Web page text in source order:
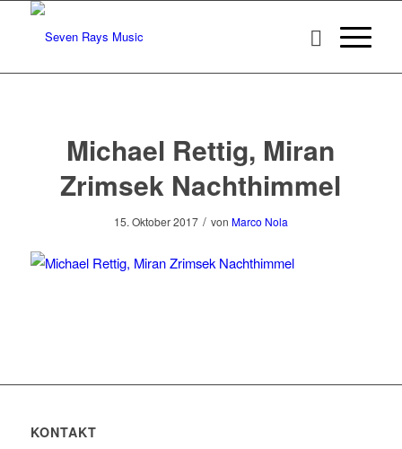
Michael Rettig, Miran
Zrimsek Nachthimmel
15. Oktober 2017 / von Marco Nola
KONTAKT